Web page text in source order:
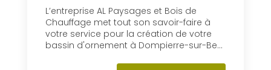
L’entreprise AL Paysages et Bois de
Chauffage met tout son savoir-faire à
votre service pour la création de votre
bassin d'ornement à Dompierre-sur-Be...